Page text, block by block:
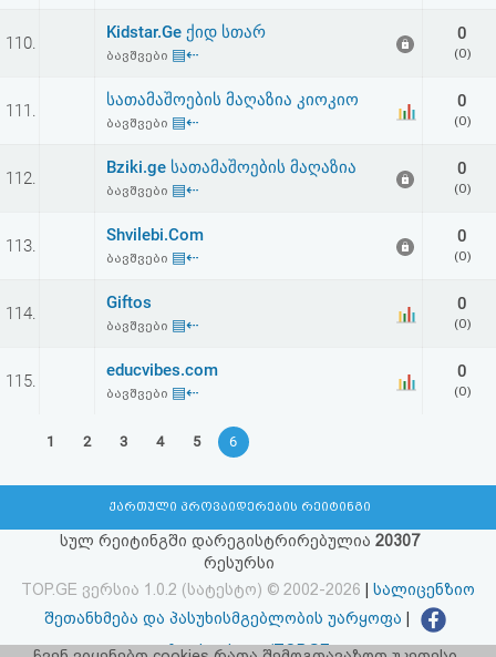
110.
Kidstar.Ge ქიდ სთარ
ბავშვები ▤⇠
0
(0)
111.
სათამაშოების მაღაზია კიოკიო
ბავშვები ▤⇠
0
(0)
112.
Bziki.ge სათამაშოების მაღაზია
ბავშვები ▤⇠
0
(0)
113.
Shvilebi.Com
ბავშვები ▤⇠
0
(0)
114.
Giftos
ბავშვები ▤⇠
0
(0)
115.
educvibes.com
ბავშვები ▤⇠
0
(0)
1 2 3 4 5 6
ქართული პროვაიდერების რეიტინგი
სულ რეიტინგში დარეგისტრირებულია 20307
რესურსი
TOP.GE ვერსია 1.0.2 (სატესტო) © 2002-2026
სალიცენზიო
შეთანხმება და პასუხისმგებლობის უარყოფა
facebook.com/TOP.GE